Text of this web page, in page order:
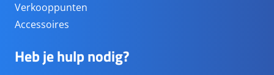
Verkooppunten
Accessoires
Heb je hulp nodig?